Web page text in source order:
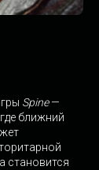
Spine—
ближний
становится